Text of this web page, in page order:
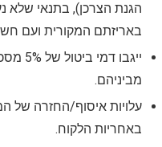
הגנת הצרכן), בתנאי
באריזתם המקורית ועם
מביניהם.
עלויות איסוף/החזרה של
באחריות הלקוח.